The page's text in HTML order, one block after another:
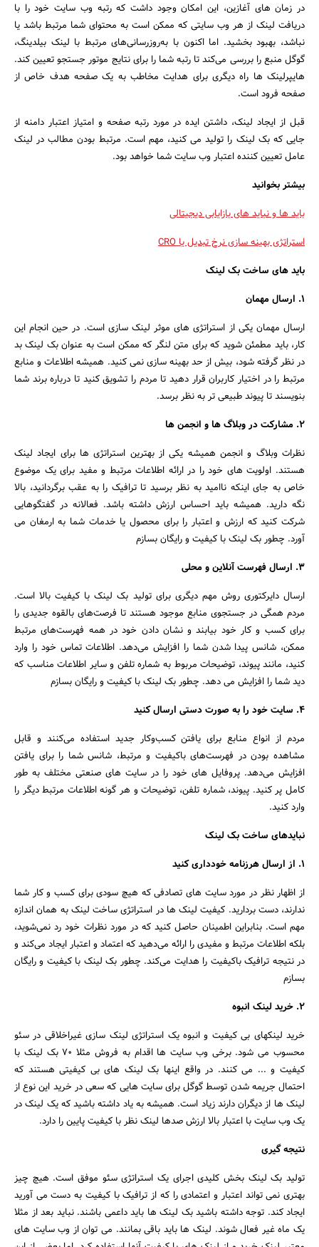
جستجو
در زمان های آغازین، این امکان وجود داشت که رتبه وب سایت خود را با
دریافت لینک از هر وب سایتی که ممکن است به محتوای شما مرتبط باشد یا
نباشد، بهبود بخشید. اما اکنون با به‌روزرسانی‌های مرتبط با لینک بیلدینگ،
گوگل منبع را بررسی می‌کند تا رتبه شما را برای نتایج موتور جستجو تعیین کند.
هایپرلینک ها راه دیگری برای هدایت مخاطب به یک صفحه هدف خاص از
صفحه فرود است.
قبل از ایجاد لینک، داشتن ایده در مورد رتبه صفحه و امتیاز اعتبار دامنه از
جایی که بک لینک را تولید می کنید، مهم است. مرتبط بودن مطالب در لینک
عامل تعیین کننده اعتبار وب سایت شما خواهد بود.
بیشتر بخوانید
باید ها و نباید های بازایابی دیجیتالی
استراتژی بهینه سازی نرخ تبدیل یا CRO
باید های ساخت بک لینک
1. ارسال مهمان
ارسال مهمان یکی از استراتژی های موثر لینک سازی است. در حین انجام این
کار، باید مطمئن شوید که برای متن لنگر که ممکن است به عنوان بک لینک بد
در نظر گرفته شود، بیش از حد بهینه سازی نمی کنید. همیشه اطلاعات و منابع
مرتبط را در اختیار کاربران قرار دهید تا مردم را تشویق کنید تا درباره برند شما
بنویسند تا پیوند طبیعی تر به نظر برسد.
2. مشارکت در وبلاگ ها و انجمن ها
نظرات وبلاگ و انجمن همیشه یکی از بهترین استراتژی ها برای ایجاد لینک
هستند. اولویت های خود را در ارائه اطلاعات مرتبط و مفید برای یک موضوع
خاص به جای اینکه ناامید به نظر برسید تا ترافیک را به عقب برگردانید، بالا
نگه دارید. همیشه باید احساس ارزش داشته باشد. فعالانه در گفتگوهایی
شرکت کنید که ارزش و اعتبار را برای محصول یا خدمات شما به ارمغان می
آورد. چطور بک لینک با کیفیت و رایگان بسازم
3. ارسال فهرست آنلاین و محلی
ارسال دایرکتوری روش مهم دیگری برای تولید بک لینک با کیفیت بالا است.
مردم همگی در جستجوی منابع موجود هستند تا فرصت‌های بالقوه جدیدی را
برای کسب و کار خود بیابند و نشان دادن خود در همه فهرست‌های مرتبط
ممکن، شانس پیدا شدن شما را افزایش می‌دهد. اطلاعات تماس خود را وارد
کنید، مانند پیوند، توضیحات مربوط به شماره تلفن و سایر اطلاعات مناسب که
دید شما را افزایش می دهد. چطور بک لینک با کیفیت و رایگان بسازم
4. سایت خود را به صورت دستی ارسال کنید
مردم از انواع منابع برای یافتن کسب‌وکار جدید استفاده می‌کنند و قابل
مشاهده بودن در فهرست‌های باکیفیت و مرتبط، شانس شما را برای یافتن
افزایش می‌دهد. پروفایل های خود را در سایت های صنعتی مختلف به طور
کامل پر کنید. پیوند، شماره تلفن، توضیحات و هر گونه اطلاعات مرتبط دیگر را
وارد کنید.
نبایدهای ساخت بک لینک
1. از ارسال هرزنامه خودداری کنید
از اظهار نظر در مورد سایت های تصادفی که هیچ سودی برای کسب و کار شما
ندارند، دست بردارید. کیفیت لینک ها در استراتژی ساخت لینک به همان اندازه
مهم است. بنابراین اطمینان حاصل کنید که در مورد نظرات خود رد نمی‌شوید،
بلکه اطلاعات مرتبط و مفیدی را ارائه می‌دهید که اعتماد و اعتبار ایجاد می‌کند و
در نتیجه ترافیک باکیفیت را هدایت می‌کند. چطور بک لینک با کیفیت و رایگان
بسازم
2. خرید لینک انبوه
خرید لینکهای بی کیفیت و انبوه یک استراتژی لینک سازی غیراخلاقی در سئو
محسوب می شود. برخی وب سایت ها اقدام به فروش مثلا 70 بک لینک با
کیفیت و ... می کنند. در واقع اینها بک لینک های بی کیفیتی هستند که
احتمال جریمه شدن توسط گوگل برای سایت هایی که سعی در خرید این نوع از
لینک ها از دیگران دارند زیاد است. همیشه به یاد داشته باشید که یک لینک در
یک وب سایت با اعتبار بالا ارزش صدها لینک نظر با کیفیت پایین را دارد.
نتیجه گیری
تولید بک لینک بخش کلیدی اجرای یک استراتژی سئو موفق است. هیچ چیز
بهتری نمی تواند اعتبار و اعتمادی را که از ترافیک با کیفیت به دست می آورید
ایجاد کند. توجه داشته باشید بک لینک ها باید داعمی باشند. نباید بعد از مثلا
یک ماه غیر فعال شوند. لینک ها باید باقی بمانند. می توان از وب سایت های